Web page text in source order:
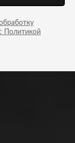
Политикой